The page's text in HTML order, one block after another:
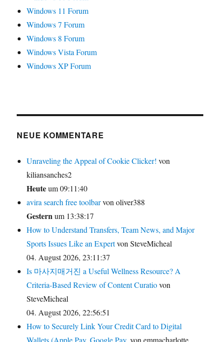
Windows 11 Forum
Windows 7 Forum
Windows 8 Forum
Windows Vista Forum
Windows XP Forum
NEUE KOMMENTARE
Unraveling the Appeal of Cookie Clicker! von
kiliansanches2
Heuteum 09:11:40
avira search free toolbarvon oliver388
Gesternum 13:38:17
How to Understand Transfers, Team News, and Major
Sports Issues Like an Expertvon SteveMicheal
04. August 2026, 23:11:37
Is 마사지매거진 a Useful Wellness Resource? A
Criteria-Based Review of Content Curatiovon
SteveMicheal
04. August 2026, 22:56:51
How to Securely Link Your Credit Card to Digital